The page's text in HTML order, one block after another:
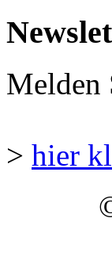
Melden
> hier